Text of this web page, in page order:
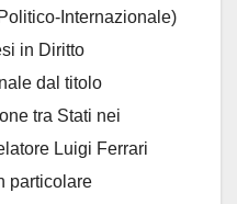
Internazionale)
in Diritto
dal titolo
tra Stati nei
Luigi Ferrari
particolare